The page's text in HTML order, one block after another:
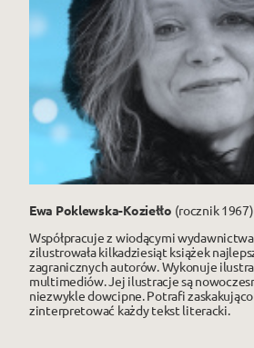
Ewa Poklewska-Koziełło (rocznik 1967)
Współpracuje z wiodącymi
zilustrowała kilkadziesiąt książek
zagranicznych autorów. Wykonuje
multimediów. Jej ilustracje są
niezwykle dowcipne. Potrafi
zinterpretować każdy tekst literacki.